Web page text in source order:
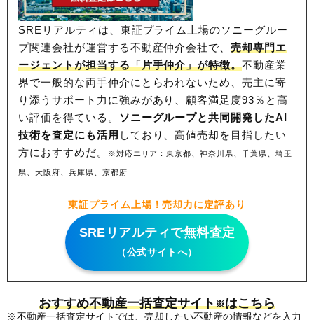
SREリアルティは、東証プライム上場のソニーグルー
プ関連会社が運営する不動産仲介会社で、売却専門エ
ージェントが担当する「片手仲介」が特徴。不動産業
界で一般的な両手仲介にとらわれないため、売主に寄
り添うサポート力に強みがあり、顧客満足度93％と高
い評価を得ている。 ソニーグループと共同開発したAI
技術を査定にも活用 しており、高値売却を目指したい
方におすすめだ。
※対応エリア：東京都、神奈川県、千葉県、埼玉
県、大阪府、兵庫県、京都府
東証プライム上場！売却力に定評あり
SREリアルティで無料査定
（公式サイトへ）
おすすめ不動産一括査定サイト※はこちら
※不動産一括査定サイトでは、売却したい不動産の情報などを入力